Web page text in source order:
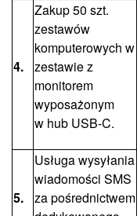
4.
Zakup 50 szt.
zestawów
komputerowych w
zestawie z
monitorem
wyposażonym
w hub USB-C.
5.
Usługa wysyłania
wiadomości SMS
za pośrednictwem